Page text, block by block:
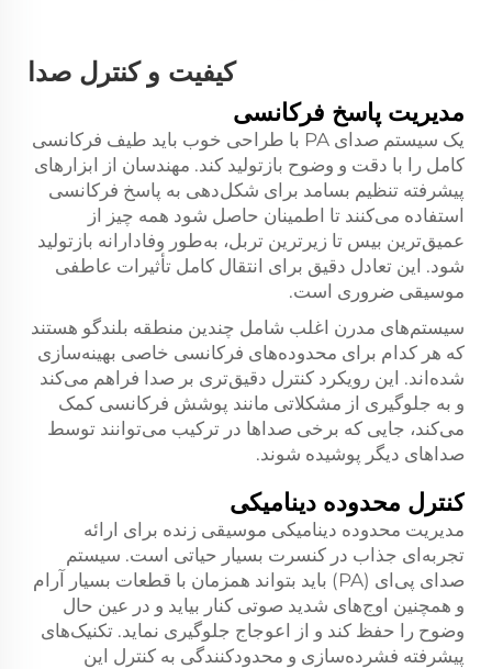
کیفیت و کنترل صدا
مدیریت پاسخ فرکانسی
یک سیستم صدای PA با طراحی خوب باید طیف فرکانسی
کامل را با دقت و وضوح بازتولید کند. مهندسان از ابزارهای
پیشرفته تنظیم بسامد برای شکل‌دهی به پاسخ فرکانسی
استفاده می‌کنند تا اطمینان حاصل شود همه چیز از
عمیق‌ترین بیس تا زیرترین تربل، به‌طور وفادارانه بازتولید
شود. این تعادل دقیق برای انتقال کامل تأثیرات عاطفی
موسیقی ضروری است.
سیستم‌های مدرن اغلب شامل چندین منطقه بلندگو هستند
که هر کدام برای محدوده‌های فرکانسی خاصی بهینه‌سازی
شده‌اند. این رویکرد کنترل دقیق‌تری بر صدا فراهم می‌کند
و به جلوگیری از مشکلاتی مانند پوشش فرکانسی کمک
می‌کند، جایی که برخی صداها در ترکیب می‌توانند توسط
صداهای دیگر پوشیده شوند.
کنترل محدوده دینامیکی
مدیریت محدوده دینامیکی موسیقی زنده برای ارائه
تجربه‌ای جذاب در کنسرت بسیار حیاتی است. سیستم
صدای پی‌ای (PA) باید بتواند همزمان با قطعات بسیار آرام
و همچنین اوج‌های شدید صوتی کنار بیاید و در عین حال
وضوح را حفظ کند و از اعوجاج جلوگیری نماید. تکنیک‌های
پیشرفته فشرده‌سازی و محدودکنندگی به کنترل این